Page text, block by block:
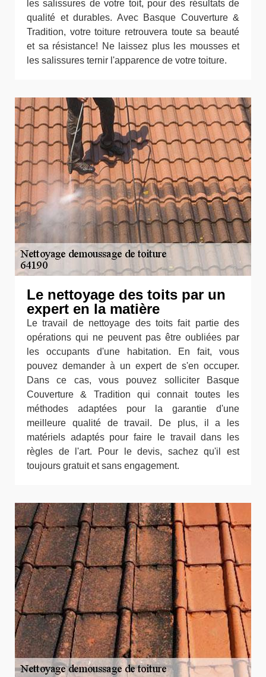
les salissures de votre toit, pour des résultats de
qualité et durables. Avec Basque Couverture &
Tradition, votre toiture retrouvera toute sa beauté
et sa résistance! Ne laissez plus les mousses et
les salissures ternir l'apparence de votre toiture.
Le nettoyage des toits par un
expert en la matière
Le travail de nettoyage des toits fait partie des
opérations qui ne peuvent pas être oubliées par
les occupants d'une habitation. En fait, vous
pouvez demander à un expert de s'en occuper.
Dans ce cas, vous pouvez solliciter Basque
Couverture & Tradition qui connait toutes les
méthodes adaptées pour la garantie d'une
meilleure qualité de travail. De plus, il a les
matériels adaptés pour faire le travail dans les
règles de l'art. Pour le devis, sachez qu'il est
toujours gratuit et sans engagement.